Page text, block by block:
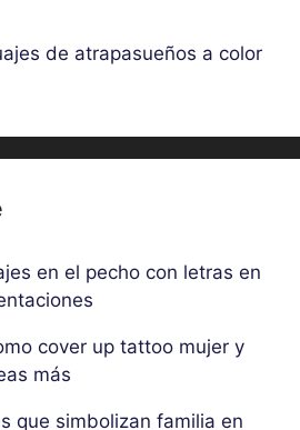
de atrapasueños a color
en el pecho con letras en
cover up tattoo mujer y
más
que simbolizan familia en